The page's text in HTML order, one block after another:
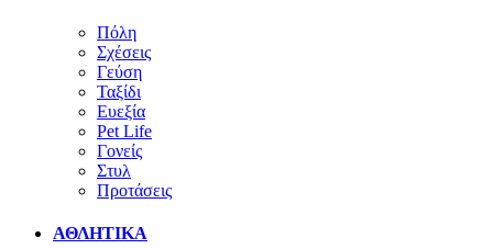
Πόλη
Σχέσεις
Γεύση
Ταξίδι
Ευεξία
Pet Life
Γονείς
Στυλ
Προτάσεις
ΑΘΛΗΤΙΚΑ